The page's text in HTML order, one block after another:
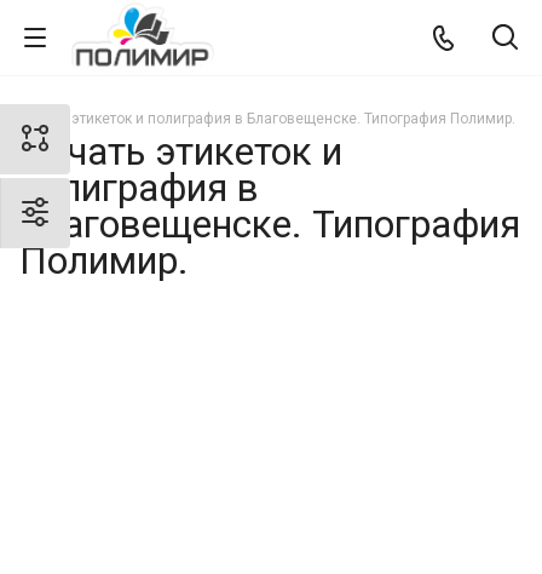
Печать этикеток и полиграфия в Благовещенске. Типография Полимир.
Печать этикеток и
полиграфия в
Благовещенске. Типография
Полимир.